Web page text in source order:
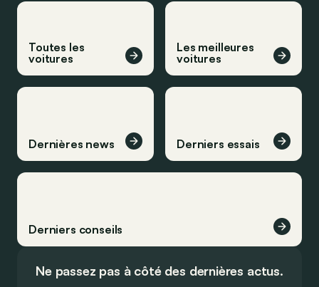
Toutes les
voitures
Les meilleures
voitures
Dernières news Derniers essais
Derniers conseils
Ne passez pas à côté des dernières actus.